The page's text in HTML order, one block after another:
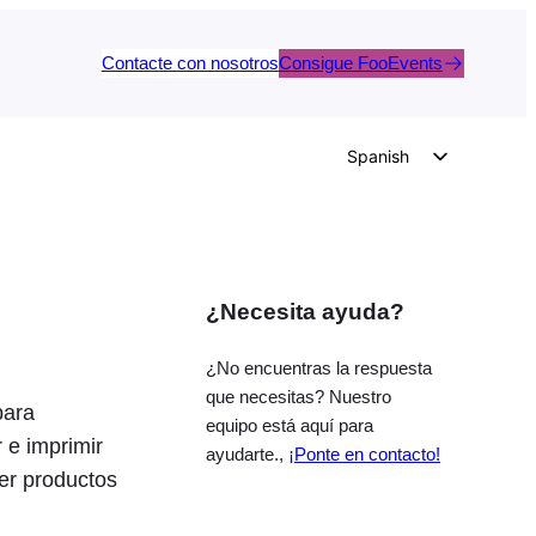
Contacte con nosotrosConsigue FooEvents
Spanish
Italian
French
Polish
e imprimir
productos
¿Necesita ayuda?
¿No encuentras la respuesta
que necesitas? Nuestro
equipo está aquí para
ayudarte., ¡Ponte en contacto!